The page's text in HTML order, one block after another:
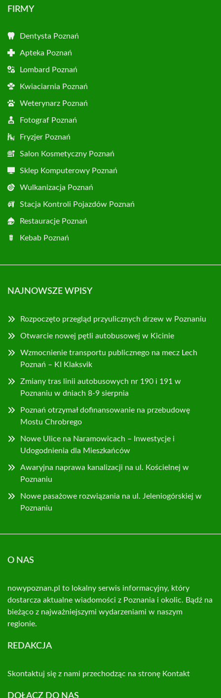
FIRMY
Dentysta Poznań
Apteka Poznań
Lombard Poznań
Kwiaciarnia Poznań
Weterynarz Poznań
Fotograf Poznań
Fryzjer Poznań
Salon Kosmetyczny Poznań
Sklep Komputerowy Poznań
Wulkanizacja Poznań
Stacja Kontroli Pojazdów Poznań
Restauracje Poznań
Kebab Poznań
NAJNOWSZE WPISY
Rozpoczęto przegląd przyulicznych drzew w Poznaniu
Otwarcie nowej pętli autobusowej w Kicinie
Wzmocnienie transportu publicznego na mecz Lech
Poznań – KI Klaksvik
Zmiany tras linii autobusowych nr 190 i 191 w
Poznaniu w dniach 8-9 sierpnia
Poznań otrzymał dofinansowanie na przebudowę
Mostu Chrobrego
Nowe Ulice na Naramowicach – Inwestycje i
Udogodnienia dla Mieszkańców
Awaryjna naprawa kanalizacji na ul. Kościelnej w
Poznaniu
Nowe pasażowe rozwiązania na ul. Jeleniogórskiej w
Poznaniu
O NAS
nowypoznan.pl to lokalny serwis informacyjny, który
dostarcza aktualne wiadomości z Poznania i okolic. Bądź na
bieżąco z najważniejszymi wydarzeniami w naszym
regionie.
REDAKCJA
Skontaktuj się z nami przechodząc na stronę Kontakt
DOŁĄCZ DO NAS